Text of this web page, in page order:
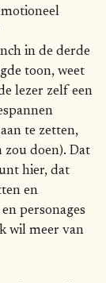
in de derde
toon, weet
lezer zelf een
te zetten,
zou doen). Dat
hier, dat
en
personages
wil meer van